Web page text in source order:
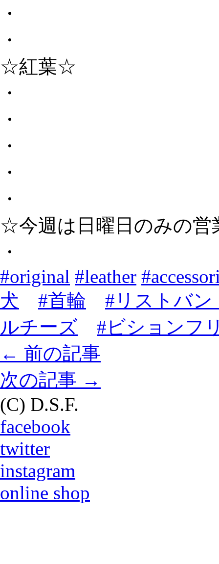
・
・
☆紅葉☆
・
・
・
・
・
☆今週は日曜日のみの
・
#original #leather
犬
#首輪
#リストバン
ルチーズ
#ビションフ
← 前の記事
次の記事 →
(C) D.S.F.
facebook
twitter
instagram
online shop